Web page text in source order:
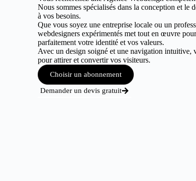
Nous sommes spécialisés dans la conception et le
à vos besoins.
Que vous soyez une entreprise locale ou un
webdesigners expérimentés met tout en œuvre
parfaitement votre identité et vos valeurs.
Avec un design soigné et une navigation intuitive,
pour attirer et convertir vos visiteurs.
Choisir un abonnement
Demander un devis gratuit